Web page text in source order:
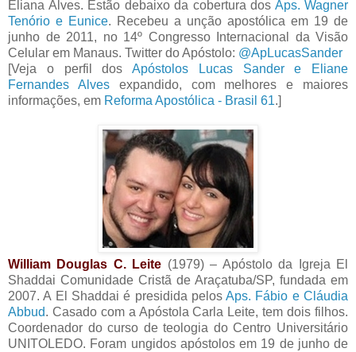
Eliana Alves. Estão debaixo da cobertura dos Aps. Wagner
Tenório e Eunice. Recebeu a unção apostólica em 19 de
junho de 2011, no 14º Congresso Internacional da Visão
Celular em Manaus. Twitter do Apóstolo: @ApLucasSander
[Veja o perfil dos Apóstolos Lucas Sander e Eliane
Fernandes Alvesexpandido, com melhores e maiores
informações, em Reforma Apostólica - Brasil 61.]
William Douglas C. Leite (1979) – Apóstolo da Igreja El
Shaddai Comunidade Cristã de Araçatuba/SP, fundada em
2007. A El Shaddai é presidida pelosAps. Fábio e Cláudia
Abbud. Casado com a Apóstola Carla Leite, tem dois filhos.
Coordenador do curso de teologia do Centro Universitário
UNITOLEDO. Foram ungidos apóstolos em 19 de junho de